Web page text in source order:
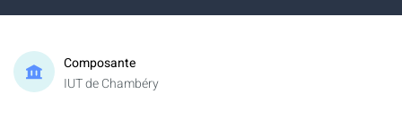
Composante
IUT de Chambéry